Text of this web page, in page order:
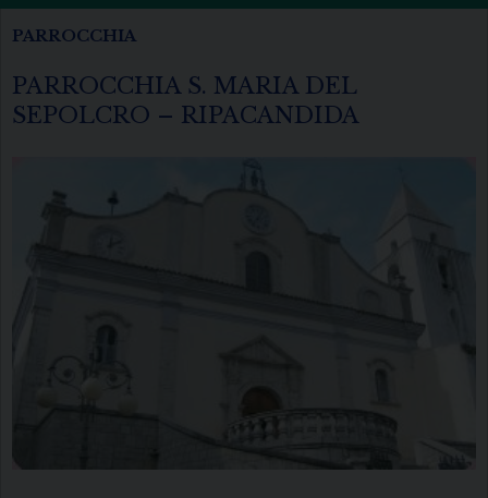
PARROCCHIA
PARROCCHIA S. MARIA DEL
SEPOLCRO – RIPACANDIDA